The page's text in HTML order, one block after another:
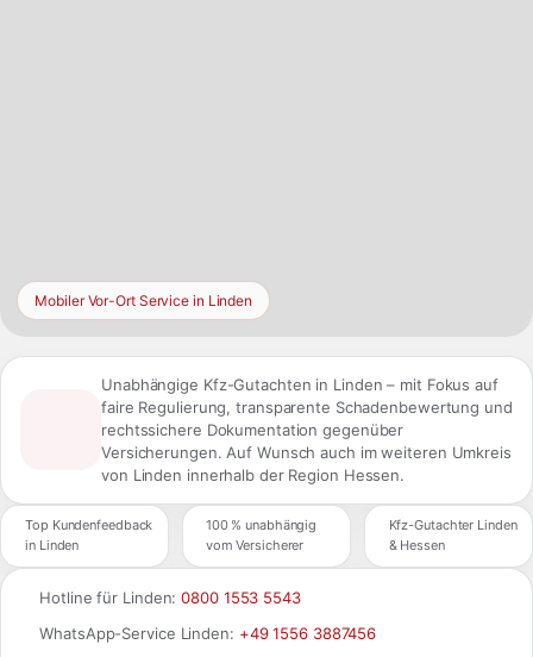
Mobiler Vor-Ort Service in Linden
Unabhängige Kfz-Gutachten in Linden – mit Fokus auf
faire Regulierung, transparente Schadenbewertung und
rechtssichere Dokumentation gegenüber
Versicherungen. Auf Wunsch auch im weiteren Umkreis
von Linden innerhalb der Region Hessen.
Top Kundenfeedback
in Linden
100 % unabhängig
vom Versicherer
Kfz-Gutachter Linden
& Hessen
Hotline für Linden:0800 1553 5543
WhatsApp-Service Linden: +49 1556 3887456